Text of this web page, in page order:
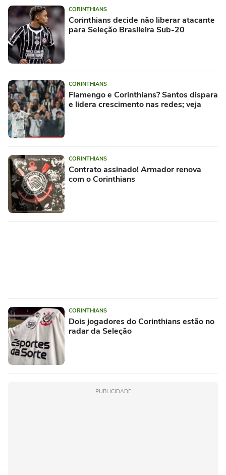
CORINTHIANS
Corinthians decide não liberar atacante
para Seleção Brasileira Sub-20
CORINTHIANS
Flamengo e Corinthians? Santos dispara
e lidera crescimento nas redes; veja
CORINTHIANS
Contrato assinado! Armador renova
com o Corinthians
CORINTHIANS
Dois jogadores do Corinthians estão no
radar da Seleção
PUBLICIDADE